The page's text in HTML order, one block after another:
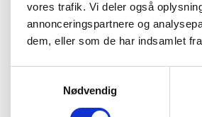
vores trafik. Vi deler også
annonceringspartnere og
dem, eller som de har indsamlet
Nødvendig
Børsen: